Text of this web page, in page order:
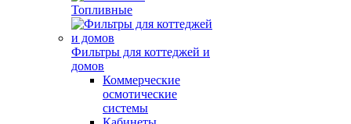
Топливные
Фильтры для коттеджей и
домов
Коммерческие
осмотические
системы